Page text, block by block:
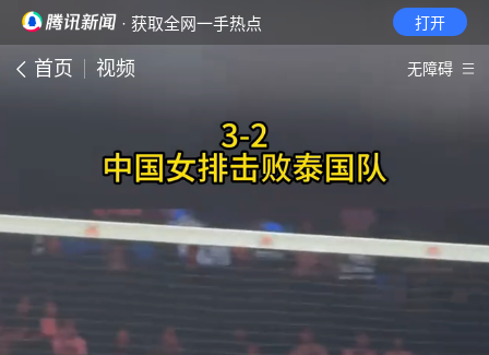
· 获取全网一手热点 打开
首页 视频 无障碍